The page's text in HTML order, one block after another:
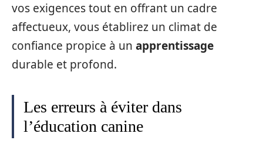
vos exigences tout en offrant un cadre
affectueux, vous établirez un climat de
confiance propice à un apprentissage
durable et profond.
Les erreurs à éviter dans
l’éducation canine